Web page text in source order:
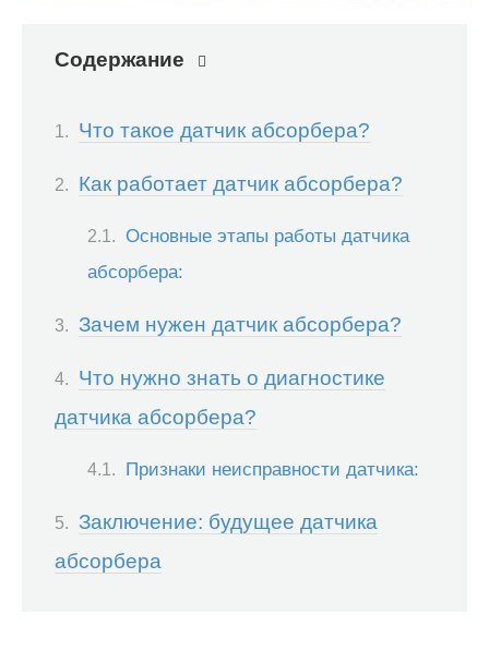
Содержание
Что такое датчик абсорбера?
Как работает датчик абсорбера?
Основные этапы работы датчика
абсорбера:
Зачем нужен датчик абсорбера?
Что нужно знать о диагностике
датчика абсорбера?
Признаки неисправности датчика:
Заключение: будущее датчика
абсорбера